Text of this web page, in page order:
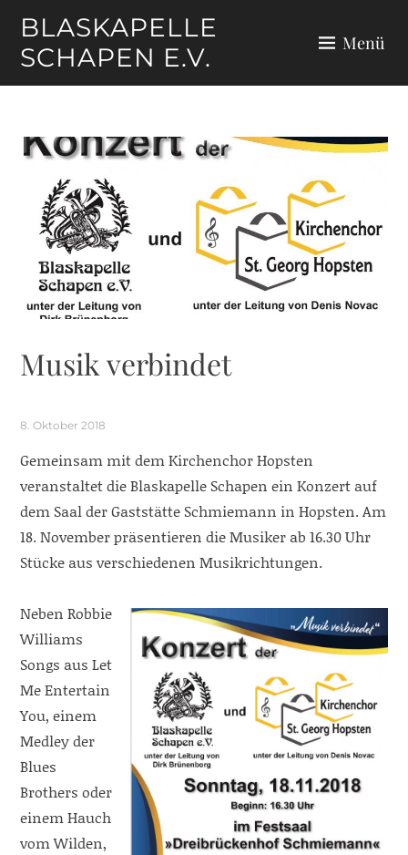
Inhalt
springen
BLASKAPELLE
SCHAPEN E.V.
Menü
Musik verbindet
8. Oktober 2018
Gemeinsam mit dem Kirchenchor Hopsten
veranstaltet die Blaskapelle Schapen ein Konzert auf
dem Saal der Gaststätte Schmiemann in Hopsten. Am
18. November präsentieren die Musiker ab 16.30 Uhr
Stücke aus verschiedenen Musikrichtungen.
Neben Robbie
Williams
Songs aus Let
Me Entertain
You, einem
Medley der
Blues
Brothers oder
einem Hauch
vom Wilden,